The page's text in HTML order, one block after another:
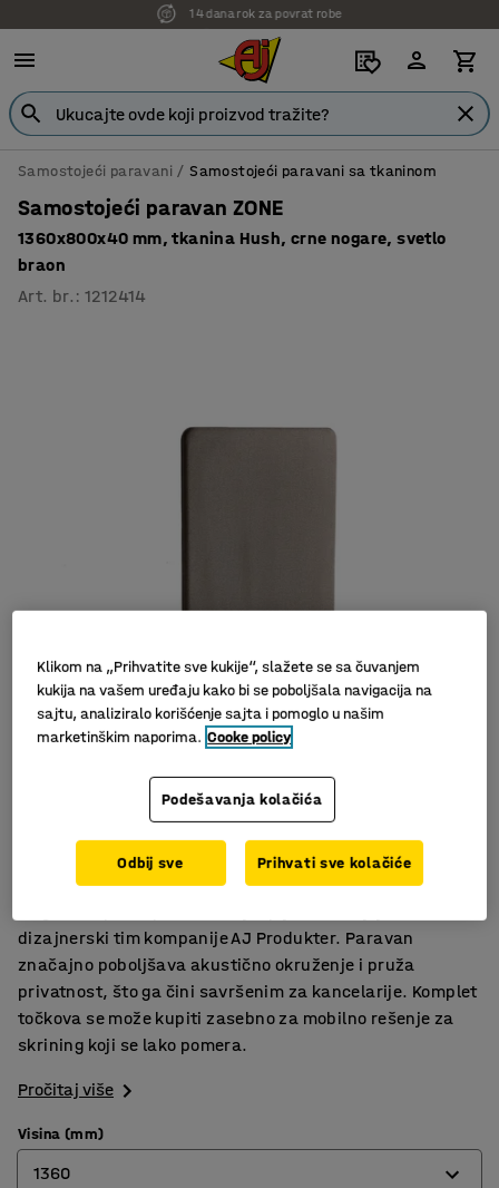
7 godina garancije
Samostojeći paravani Samostojeći paravani sa tkaninom
Samostojeći paravan ZONE
1360x800x40 mm, tkanina Hush, crne nogare, svetlo
braon
Art. br. :1212414
Efektivna apsorpcija buke
Komplet uključuje postolje
Elegantan i moderan dizajn
dizajnerski tim kompanije AJ Produkter. Paravan
značajno poboljšava akustično okruženje i pruža
privatnost, što ga čini savršenim za kancelarije. Komplet
točkova se može kupiti zasebno za mobilno rešenje za
skrining koji se lako pomera.
Pročitaj više
Visina (mm)
1360
Klikom na „Prihvatite sve kukije“, slažete se sa čuvanjem
kukija na vašem uređaju kako bi se poboljšala navigacija na
sajtu, analiziralo korišćenje sajta i pomoglo u našim
marketinškim naporima. Cooke policy
Podešavanja kolačića
Odbij sve Prihvati sve kolačiće